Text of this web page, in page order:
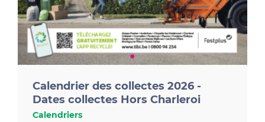
Calendrier des collectes 2026 -
Dates collectes Hors Charleroi
Calendriers